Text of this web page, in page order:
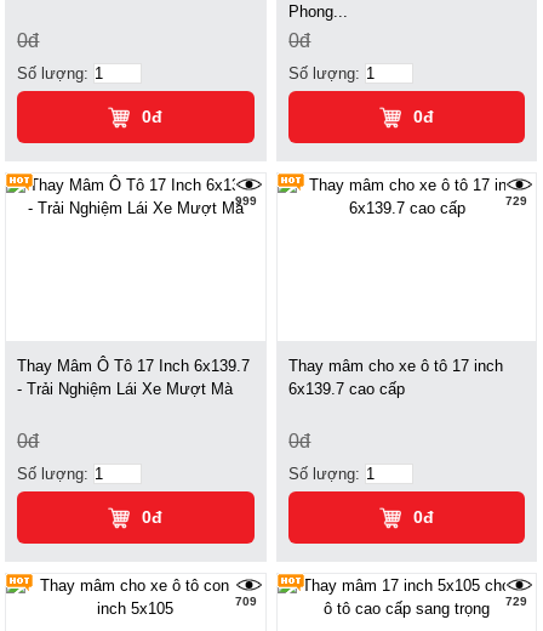
0đ
Số lượng:
0đ
Phong...
0đ
Số lượng:
0đ
999
Thay Mâm Ô Tô 17 Inch 6x139.7
- Trải Nghiệm Lái Xe Mượt Mà
0đ
Số lượng:
0đ
729
Thay mâm cho xe ô tô 17 inch
6x139.7 cao cấp
0đ
Số lượng:
0đ
709 729